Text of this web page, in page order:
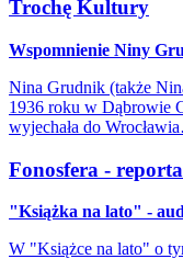
Trochę Kultury
Wspomnienie Niny
Nina Grudnik (także
1936 roku w Dąbrowie
wyjechała do
Fonosfera -
"Książka na lato" -
W "Książce na lato" o